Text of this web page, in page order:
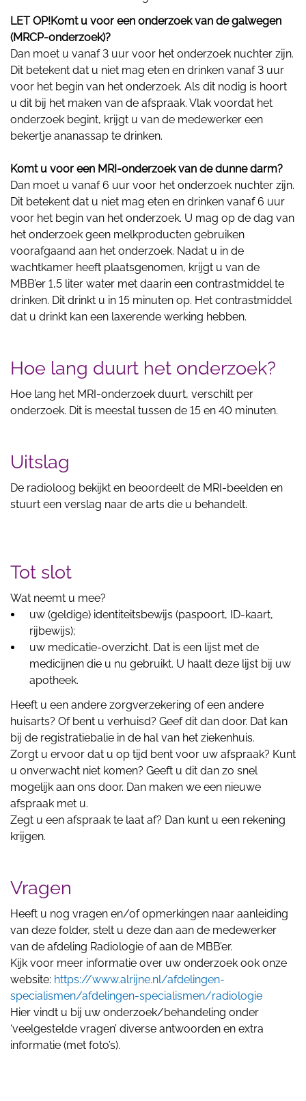
LET OP!Komt u voor een onderzoek van de galwegen
(MRCP-onderzoek)?
Dan moet u vanaf 3 uur voor het onderzoek nuchter zijn.
Dit betekent dat u niet mag eten en drinken vanaf 3 uur
voor het begin van het onderzoek. Als dit nodig is hoort
u dit bij het maken van de afspraak. Vlak voordat het
onderzoek begint, krijgt u van de medewerker een
bekertje ananassap te drinken.
Komt u voor een MRI-onderzoek van de dunne darm?
Dan moet u vanaf 6 uur voor het onderzoek nuchter zijn.
Dit betekent dat u niet mag eten en drinken vanaf 6 uur
voor het begin van het onderzoek. U mag op de dag van
het onderzoek geen melkproducten gebruiken
voorafgaand aan het onderzoek. Nadat u in de
wachtkamer heeft plaatsgenomen, krijgt u van de
MBB’er 1,5 liter water met daarin een contrastmiddel te
drinken. Dit drinkt u in 15 minuten op. Het contrastmiddel
dat u drinkt kan een laxerende werking hebben.
Hoe lang duurt het onderzoek?
Hoe lang het MRI-onderzoek duurt, verschilt per
onderzoek. Dit is meestal tussen de 15 en 40 minuten.
Uitslag
De radioloog bekijkt en beoordeelt de MRI-beelden en
stuurt een verslag naar de arts die u behandelt.
Tot slot
Wat neemt u mee?
uw (geldige) identiteitsbewijs (paspoort, ID-kaart,
rijbewijs);
uw medicatie-overzicht. Dat is een lijst met de
medicijnen die u nu gebruikt. U haalt deze lijst bij uw
apotheek.
Heeft u een andere zorgverzekering of een andere
huisarts? Of bent u verhuisd? Geef dit dan door. Dat kan
bij de registratiebalie in de hal van het ziekenhuis.
Zorgt u ervoor dat u op tijd bent voor uw afspraak? Kunt
u onverwacht niet komen? Geeft u dit dan zo snel
mogelijk aan ons door. Dan maken we een nieuwe
afspraak met u.
Zegt u een afspraak te laat af? Dan kunt u een rekening
krijgen.
Vragen
Heeft u nog vragen en/of opmerkingen naar aanleiding
van deze folder, stelt u deze dan aan de medewerker
van de afdeling Radiologie of aan de MBB’er.
Kijk voor meer informatie over uw onderzoek ook onze
website: https://www.alrijne.nl/afdelingen-
specialismen/afdelingen-specialismen/radiologie
Hier vindt u bij uw onderzoek/behandeling onder
‘veelgestelde vragen’ diverse antwoorden en extra
informatie (met foto’s).